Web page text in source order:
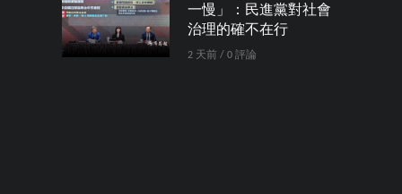
一慢」：民進黨對社會
治理的確不在行
2 天前 / 0 評論